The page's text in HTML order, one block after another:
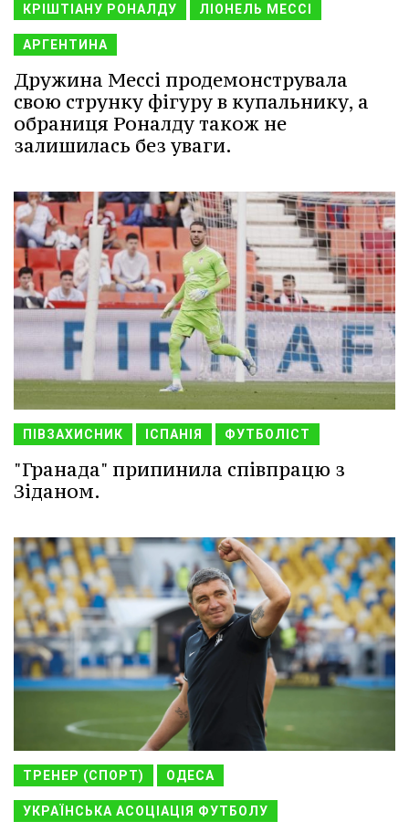
КРІШТІАНУ РОНАЛДУ ЛІОНЕЛЬ МЕССІ
АРГЕНТИНА
Дружина Мессі продемонструвала
свою струнку фігуру в купальнику, а
обраниця Роналду також не
залишилась без уваги.
ПІВЗАХИСНИК ІСПАНІЯ ФУТБОЛІСТ
"Гранада" припинила співпрацю з
Зіданом.
ТРЕНЕР (СПОРТ) ОДЕСА
УКРАЇНСЬКА АСОЦІАЦІЯ ФУТБОЛУ